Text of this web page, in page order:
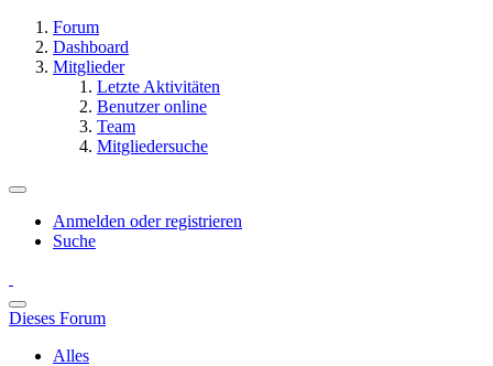
Forum
Dashboard
Mitglieder
Letzte Aktivitäten
Benutzer online
Team
Mitgliedersuche
Anmelden oder registrieren
Suche
Dieses Forum
Alles